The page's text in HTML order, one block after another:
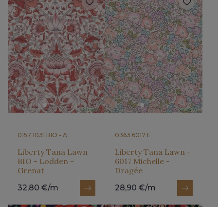
0157 1031 BIO - A
Liberty Tana Lawn
BIO - Lodden -
Grenat
32,80 €/m
0363 6017 E
Liberty Tana Lawn -
6017 Michelle -
Dragée
28,90 €/m